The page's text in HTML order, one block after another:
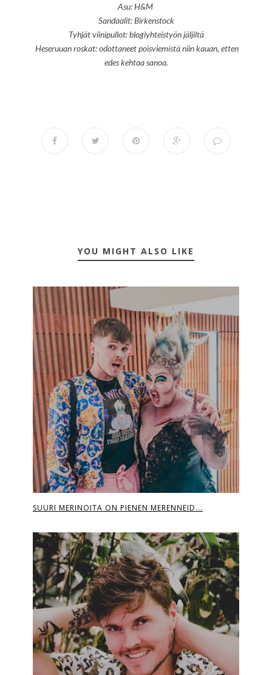
Asu: H&M
Sandaalit: Birkenstock
Tyhjät viinipullot: blogiyhteistyön jäljiltä
Heseruuan roskat: odottaneet poisviemistä niin kauan, etten
edes kehtaa sanoa.
YOU MIGHT ALSO LIKE
SUURI MERINOITA ON PIENEN MERENNEID...